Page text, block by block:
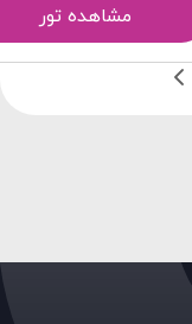
مشاهده تور